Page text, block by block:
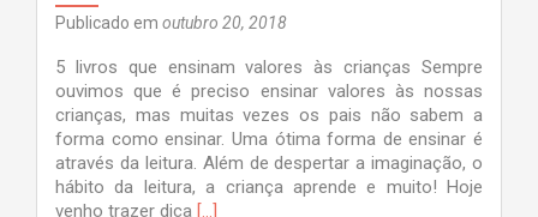
Publicado em outubro 20, 2018
5 livros que ensinam valores às crianças Sempre
ouvimos que é preciso ensinar valores às nossas
crianças, mas muitas vezes os pais não sabem a
forma como ensinar. Uma ótima forma de ensinar é
através da leitura. Além de despertar a imaginação, o
hábito da leitura, a criança aprende e muito! Hoje
venho trazer dica Leia
[…]